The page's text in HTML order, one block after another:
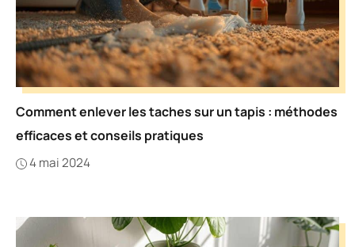
Comment enlever les taches sur un tapis : méthodes
efficaces et conseils pratiques
4 mai 2024